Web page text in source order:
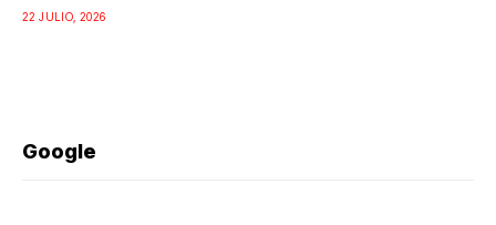
22 JULIO, 2026
Google